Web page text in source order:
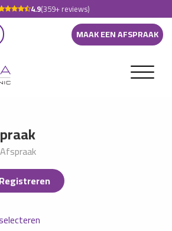
4.9(359+ reviews)
MAAK EEN AFSPRAAK
Registreren